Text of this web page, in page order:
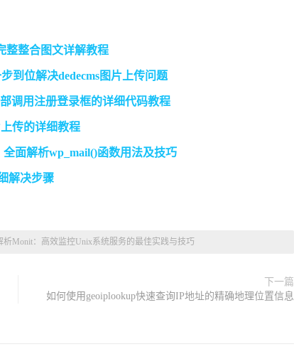
整整合图文详解教程
到位解决dedecms图片上传问题
调用注册登录框的详细代码教程
传的详细教程
面解析wp_mail()函数用法及技巧
解决步骤
析Monit：高效监控Unix系统服务的最佳实践与技巧
下一篇
如何使用geoiplookup快速查询IP地址的精确地理位置信息